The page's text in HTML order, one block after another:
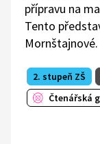
přípravu na
Tento
Mornštajnové.
2. stupeň ZŠ
Čtenářská